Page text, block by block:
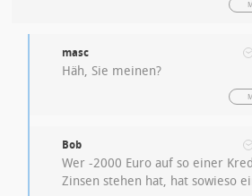
masc
Häh, Sie meinen?
Bob
Wer -2000 Euro auf so einer
Zinsen stehen hat, hat sowieso